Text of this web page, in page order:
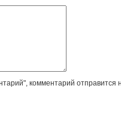
комментарий отправится